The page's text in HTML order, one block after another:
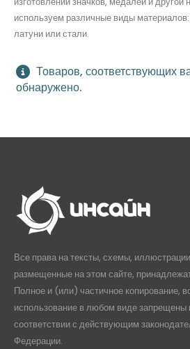
используем различные виды
латуни или стали.
Товаров, соответствующих
обнаружено.
Все права на тексты, схемы,
размещенные на этом сайте,
Полное и (или) частичное копирование,
использование в любом виде запрещены
соответствии с действующим
Федерации.